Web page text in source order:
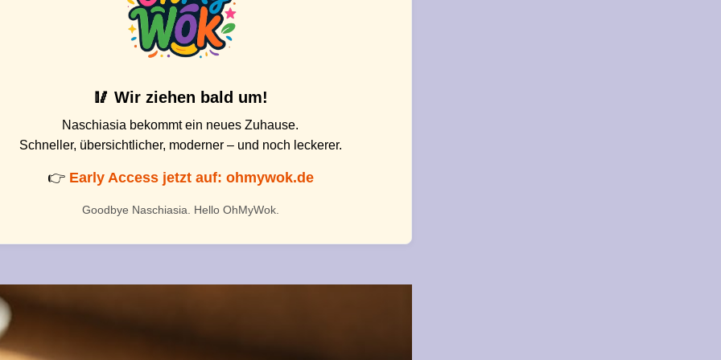
🥢 Wir ziehen bald um!
Naschiasia bekommt ein neues Zuhause.
Schneller, übersichtlicher, moderner – und noch leckerer.
👉 Early Access jetzt auf: ohmywok.de
Goodbye Naschiasia. Hello OhMyWok.